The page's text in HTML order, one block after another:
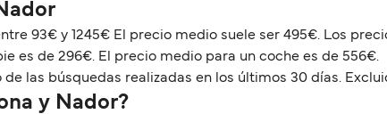
93€ y 1245€ El precio medio suele ser 495€. Los
es de 296€. El precio medio para un coche es de 556€.
las búsquedas realizadas en los últimos 30 días.
y Nador?